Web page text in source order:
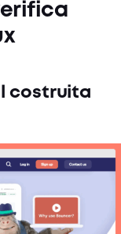
costruita